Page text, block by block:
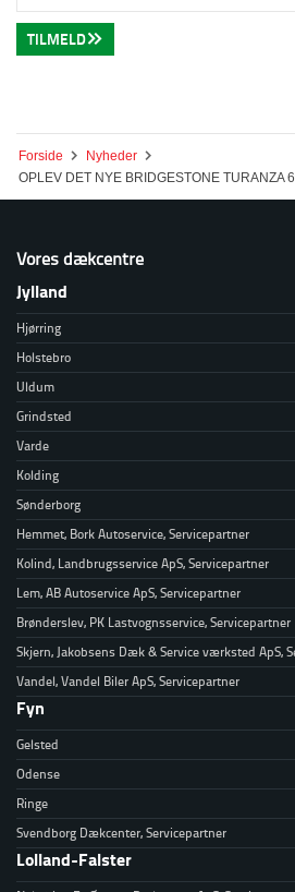
TILMELD
Forside
Nyheder
OPLEV DET NYE BRIDGESTONE TURANZA
Vores dækcentre
Jylland
Hjørring
Holstebro
Uldum
Grindsted
Varde
Kolding
Sønderborg
Hemmet, Bork Autoservice, Servicepartner
Kolind, Landbrugsservice ApS, Servicepartner
Lem, AB Autoservice ApS, Servicepartner
Brønderslev, PK Lastvognsservice, Servicepartner
Skjern, Jakobsens Dæk & Service værksted ApS,
Vandel, Vandel Biler ApS, Servicepartner
Fyn
Gelsted
Odense
Ringe
Svendborg Dækcenter, Servicepartner
Lolland-Falster